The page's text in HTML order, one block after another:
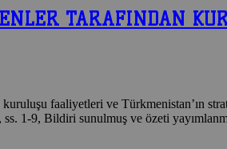
TARAFINDAN
faaliyetleri ve Türkmenistan’ın
1-9, Bildiri sunulmuş ve özeti